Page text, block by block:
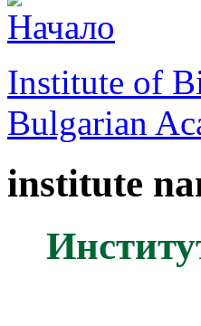
Institute of
Bulgarian
institute